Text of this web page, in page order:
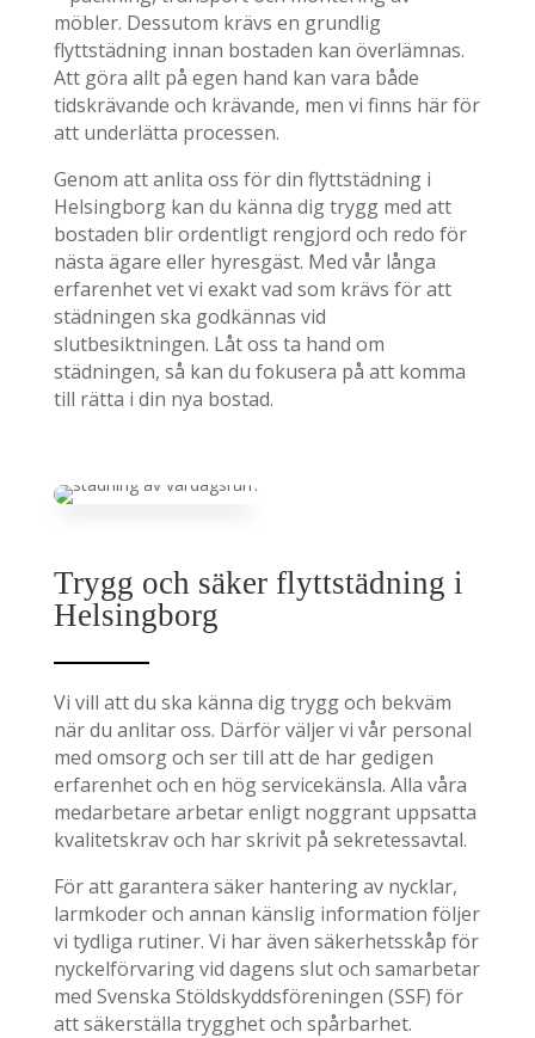
möbler. Dessutom krävs en grundlig
flyttstädning innan bostaden kan överlämnas.
Att göra allt på egen hand kan vara både
tidskrävande och krävande, men vi finns här för
att underlätta processen.
Genom att anlita oss för din flyttstädning i
Helsingborg kan du känna dig trygg med att
bostaden blir ordentligt rengjord och redo för
nästa ägare eller hyresgäst. Med vår långa
erfarenhet vet vi exakt vad som krävs för att
städningen ska godkännas vid
slutbesiktningen. Låt oss ta hand om
städningen, så kan du fokusera på att komma
till rätta i din nya bostad.
Trygg och säker flyttstädning i
Helsingborg
Vi vill att du ska känna dig trygg och bekväm
när du anlitar oss. Därför väljer vi vår personal
med omsorg och ser till att de har gedigen
erfarenhet och en hög servicekänsla. Alla våra
medarbetare arbetar enligt noggrant uppsatta
kvalitetskrav och har skrivit på sekretessavtal.
För att garantera säker hantering av nycklar,
larmkoder och annan känslig information följer
vi tydliga rutiner. Vi har även säkerhetsskåp för
nyckelförvaring vid dagens slut och samarbetar
med Svenska Stöldskyddsföreningen (SSF) för
att säkerställa trygghet och spårbarhet.